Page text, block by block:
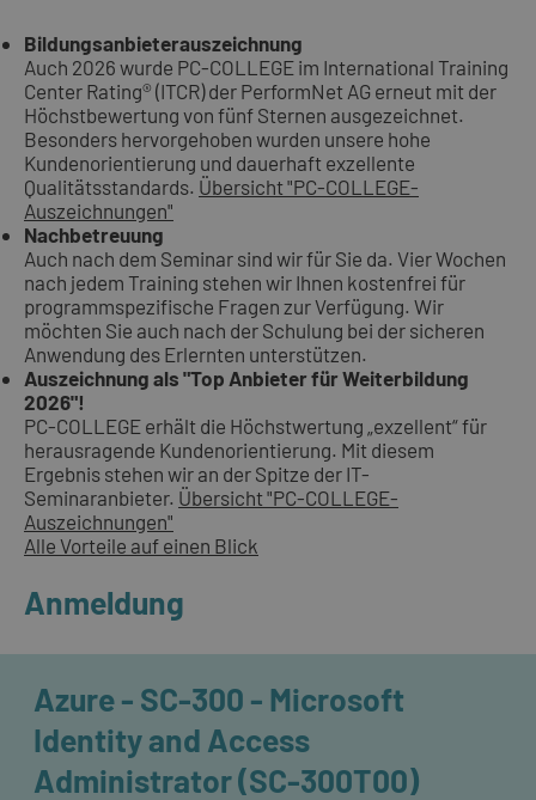
Bildungsanbieterauszeichnung
Auch 2026 wurde PC-COLLEGE im International Training
Center Rating® (ITCR) der PerformNet AG erneut mit der
Höchstbewertung von fünf Sternen ausgezeichnet.
Besonders hervorgehoben wurden unsere hohe
Kundenorientierung und dauerhaft exzellente
Qualitätsstandards. Übersicht "PC-COLLEGE-
Auszeichnungen"
Nachbetreuung
Auch nach dem Seminar sind wir für Sie da. Vier Wochen
nach jedem Training stehen wir Ihnen kostenfrei für
programmspezifische Fragen zur Verfügung. Wir
möchten Sie auch nach der Schulung bei der sicheren
Anwendung des Erlernten unterstützen.
Auszeichnung als "Top Anbieter für Weiterbildung
2026"!
PC-COLLEGE erhält die Höchstwertung „exzellent“ für
herausragende Kundenorientierung. Mit diesem
Ergebnis stehen wir an der Spitze der IT-
Seminaranbieter. Übersicht "PC-COLLEGE-
Auszeichnungen"
Alle Vorteile auf einen Blick
Anmeldung
Azure - SC-300 - Microsoft
Identity and Access
Administrator (SC-300T00)